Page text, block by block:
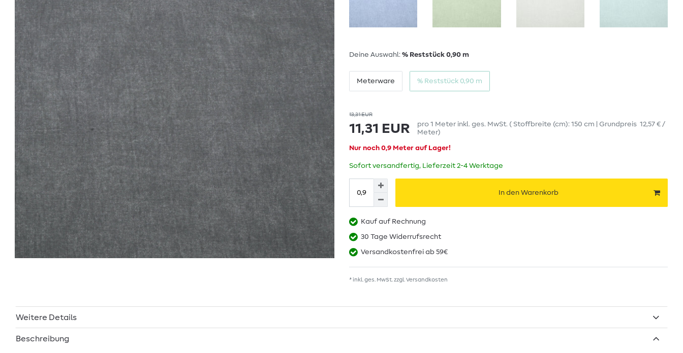
Deine Auswahl: % Reststück 0,90 m
Meterware % Reststück 0,90 m
13,31 EUR
11,31 EUR pro 1 Meter inkl. ges. MwSt. ( Stoffbreite (cm): 150 cm | Grundpreis 12,57 € /
Meter)
Nur noch 0,9 Meter auf Lager!
Sofort versandfertig, Lieferzeit 2-4 Werktage
In den Warenkorb
Kauf auf Rechnung
30 Tage Widerrufsrecht
Versandkostenfrei ab 59€
* inkl. ges. MwSt. zzgl.Versandkosten
Weitere Details
Beschreibung